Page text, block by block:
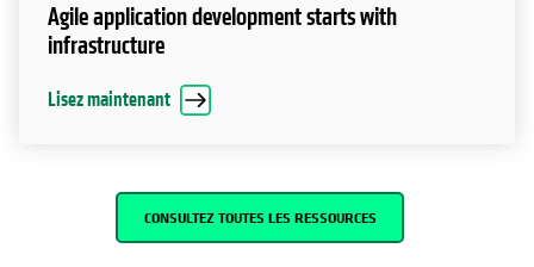
Agile application development starts with
infrastructure
Lisez maintenant
CONSULTEZ TOUTES LES RESSOURCES